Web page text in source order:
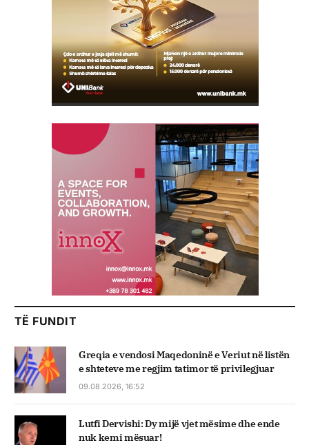
TË FUNDIT
Greqia e vendosi Maqedoninë e Veriut në listën
e shteteve me regjim tatimor të privilegjuar
09.08.2026, 16:52
Lutfi Dervishi: Dy mijë vjet mësime dhe ende
nuk kemi mësuar!